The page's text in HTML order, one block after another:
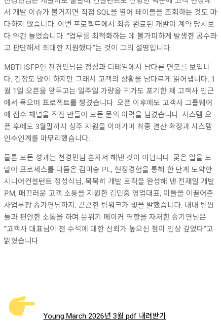
서 개발 이슈가 불거지면 직접 SQL을 열어 테이블을 조회하는 것도 마
다하지 않습니다. 이번 프로젝트에서 최종 완료된 개발이 계약 당시보
다 약간 늘었습니다. “업무를 최적화하는 데 불가피하게 발생한 공수라
고 판단해서 최대한 지원했다”는 것이 그의 설명입니다.
MBTI ISFP인 천경민님은 정성과 디테일에서 남다른 면모를 보입니
다. 긴장도 많이 하지만 그래서 고객의 상황을 남다르게 읽어냅니다. 1
월 1일 오픈을 앞두고는 일주일 가량을 귀가도 포기한 채 고객사 인근
에서 묵으며 프로젝트를 챙겼습니다. 오픈 이후에도 고객사 그룹웨어
에 접수 채널을 직접 만들어 모든 문의 이력을 남겼습니다. 시스템 오
픈 후에도 3월말까지 상주 지원을 이어가며 최종 결산 확정과 시스템
인수인계를 마무리했습니다.
물론 모든 성과는 천경민님 혼자서 해낸 것이 아닙니다. 궂은 일을 도
맡아 프로세스를 다듬은 김미송 PL, 현장경험을 통해 한 단계 도약한
시니어컨설턴트 정성식님, 묵묵히 개발 로직을 완성해 낸 전재일 개발
PM, 매끄러운 고객 소통을 지원한 김민중 영업대표, 이들을 이끌어준
사업부장 송기연님까지. 끈끈한 팀워크가 빛을 발했습니다. 내내 팀원
들과 편안한 소통을 하며 분위기 메이커 역할을 자처한 송기연님은
“고객사 대표님이 천 수석에 대한 신뢰가 높으신 점이 인상 깊었다”고
밝혔습니다.
Young.March 2026년 3월 pdf 내려받기